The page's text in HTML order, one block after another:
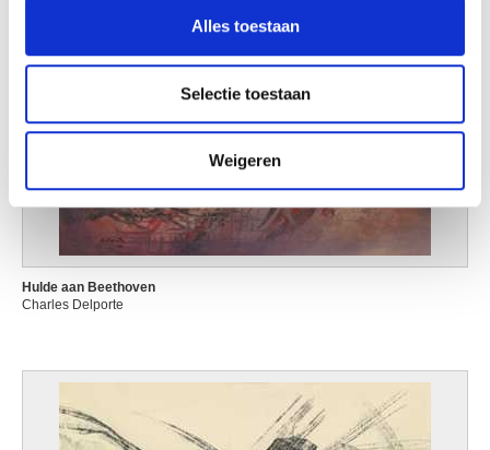
informatie over uw gebruik van onze site met onze
partners voor social media, adverteren en analyse. Deze
informatie die u aan ze heeft verstrekt of die ze hebben
verzameld op basis van uw gebruik van hun services.
Alles toestaan
Selectie toestaan
Weigeren
Hulde aan Beethoven
Charles Delporte